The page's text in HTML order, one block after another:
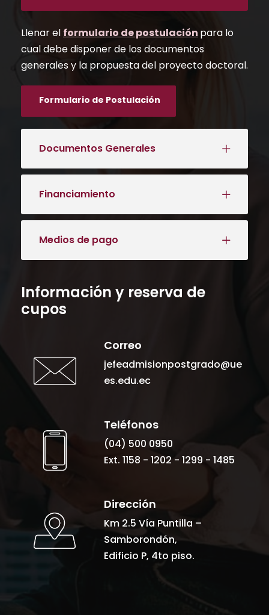
Llenar el formulario de postulación para lo
cual debe disponer de los documentos
generales y la propuesta del proyecto doctoral.
Formulario de Postulación
Documentos Generales
Financiamiento
Medios de pago
Información y reserva de
cupos
Correo
jefeadmisionpostgrado@ue
es.edu.ec
Teléfonos
(04) 500 0950
Ext. 1158 - 1202 - 1299 - 1485
Dirección
Km 2.5 Vía Puntilla –
Samborondón,
Edificio P, 4to piso.